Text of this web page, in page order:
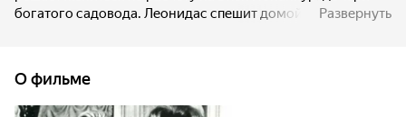
богатого садовода. Леонидас спешит домой на коне,
соломенную шляпку некоей мадам Бопертюи, которая
уединилась со своим любовником в лесу. Мадам грозит
разоблачение со стороны ревнивого мужа, поэтому она и
Развернуть
О фильме